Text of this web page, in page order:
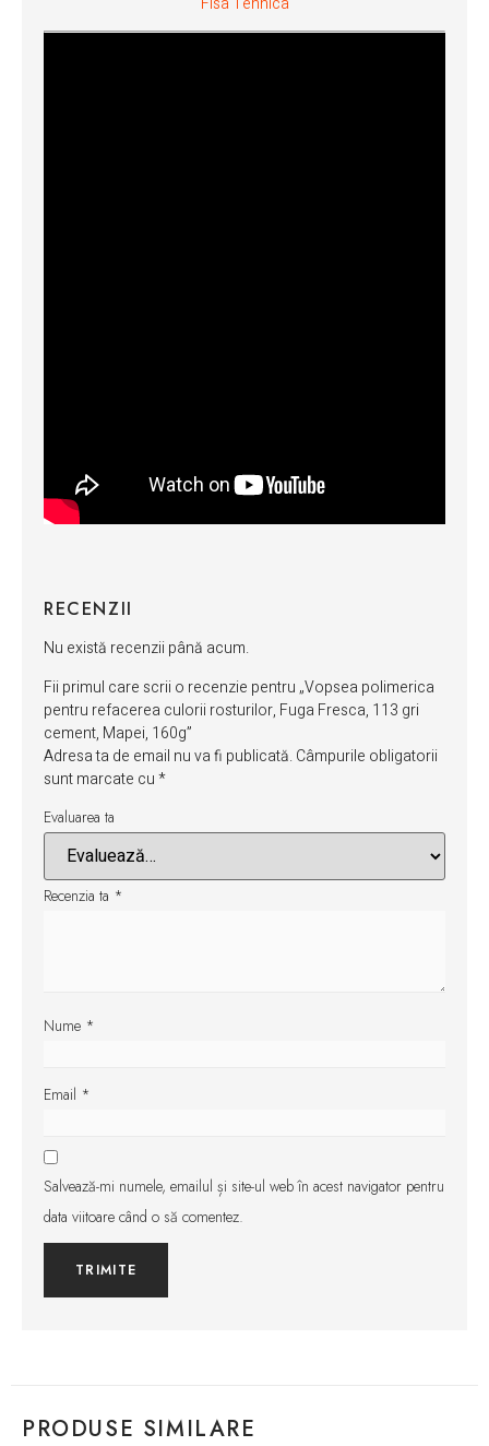
RECENZII
Nu există recenzii până acum.
Fii primul care scrii o recenzie pentru „Vopsea polimerica
pentru refacerea culorii rosturilor, Fuga Fresca, 113 gri
cement, Mapei, 160g”
Adresa ta de email nu va fi publicată. Câmpurile obligatorii
sunt marcate cu*
Evaluarea ta
Recenzia ta *
Nume *
Email *
Salvează-mi numele, emailul și site-ul web în acest navigator pentru
data viitoare când o să comentez.
PRODUSE SIMILARE